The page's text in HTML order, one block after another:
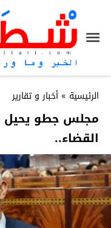
الرئيسية » أخبار و تقارير
القضاء..